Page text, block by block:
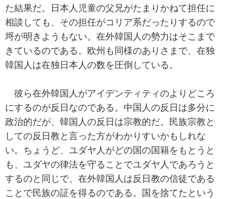
た結果だ。日本人児童の父兄がたまりかねて担任に
相談しても、その担任がコリア系だったりするので
埒が明きようもない。在外韓国人の勢力はそこまで
きているのである。欧州も同様のありさまで、在独
韓国人は在独日本人の数を圧倒している。
彼ら在外韓国人がアイデンティティのよりどころ
にするのが反日なのである。中国人の反日は多分に
政治的だが、韓国人の反日は宗教的だ。民族宗教と
しての反日教と言った方がわかりすいかもしれな
い。ちょうど、ユダヤ人がどの国の国籍をもとうと
も、ユダヤの律法を守ることでユダヤ人であろうと
するのと同じで、在外韓国人は反日教の信徒である
ことで民族の証を得るのである。国を捨てたという